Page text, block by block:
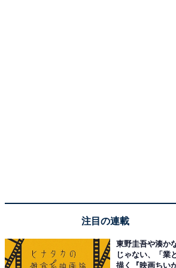
注目の連載
東野圭吾や湊か
じゃない、「業
描く『映画ちい